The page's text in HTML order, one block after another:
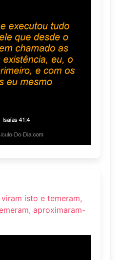
isto e temeram,
aproximaram-